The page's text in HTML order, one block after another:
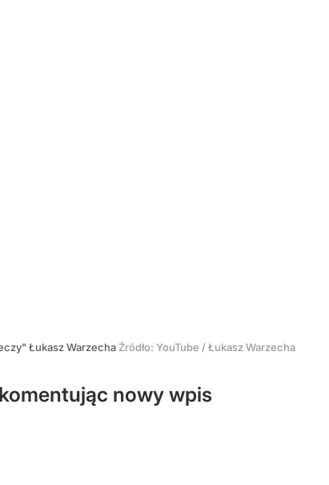
Łukasz Warzecha Źródło: YouTube /Łukasz Warzecha
nowy wpis